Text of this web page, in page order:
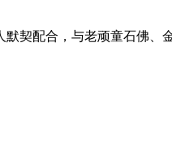
契配合，与老顽童石佛、